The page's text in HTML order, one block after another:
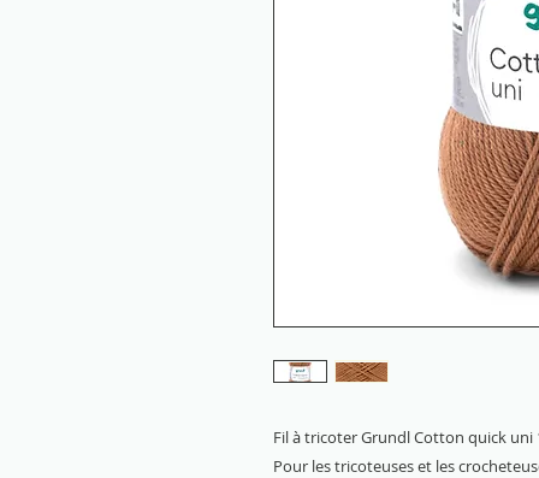
Fil à tricoter Grundl Cotton quick uni
Pour les tricoteuses et les